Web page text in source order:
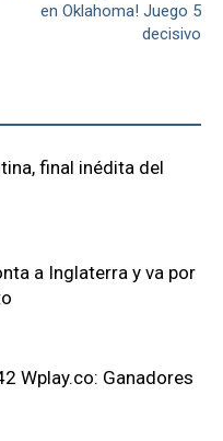
en Oklahoma! Juego 5
decisivo
final inédita del
a Inglaterra y va por
Wplay.co: Ganadores